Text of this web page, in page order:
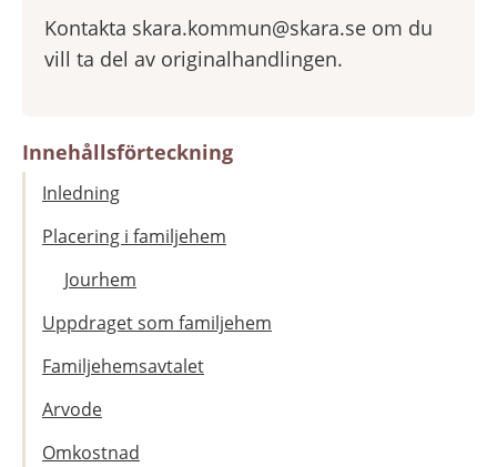
Kontakta skara.kommun@skara.se om du
vill ta del av originalhandlingen.
Innehållsförteckning
Inledning
Placering i familjehem
Jourhem
Uppdraget som familjehem
Familjehemsavtalet
Arvode
Omkostnad